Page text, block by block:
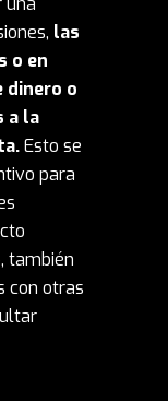
las
o en
dinero o
a la
Esto se
para
también
con otras